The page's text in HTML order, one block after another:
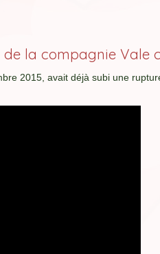
la compagnie Vale
2015, avait déjà subi une